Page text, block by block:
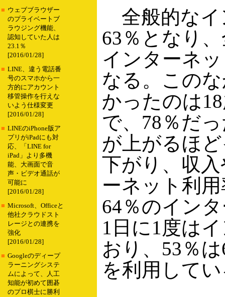
■ ウェブブラウザー
のプライベートブ
ラウジング機能、
認知していた人は
23.1％
[2016/01/28]
■ LINE、違う電話番
号のスマホから一
方的にアカウント
移管操作を行えな
いよう仕様変更
[2016/01/28]
■ LINEのiPhone版ア
プリがiPadにも対
応、「LINE for
iPad」より多機
能、大画面で音
声・ビデオ通話が
可能に
[2016/01/28]
■ Microsoft、Officeと
他社クラウドスト
レージとの連携を
強化
[2016/01/28]
■ Googleのディープ
ラーニングシステ
ムによって、人工
知能が初めて囲碁
のプロ棋士に勝利
全般的なイ
63％となり
インターネ
なる。この
かったのは
で、78％だ
が上がるほ
下がり、収
ーネット利
64％のイン
1日に1度は
おり、53％
を利用して